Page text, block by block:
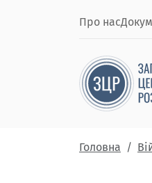
Про нас
Головна